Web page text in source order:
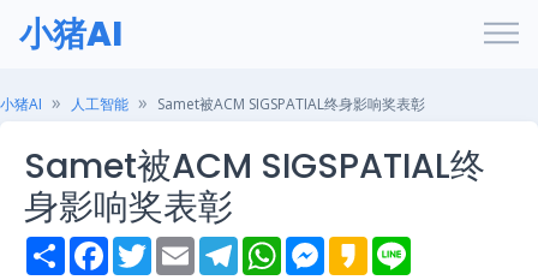
小猪AI
小猪AI 人工智能 Samet被ACM SIGSPATIAL终身影响奖表彰
Samet被ACM SIGSPATIAL终
身影响奖表彰
S
h
F
a
T
w
E
m
T
e
W
h
M
e
K
a